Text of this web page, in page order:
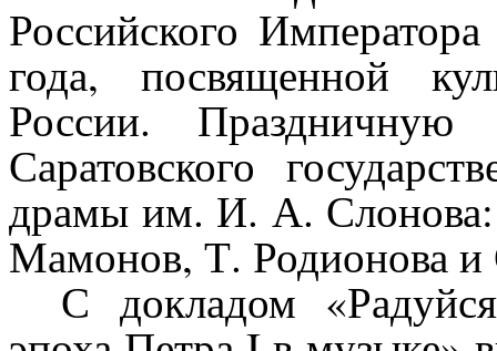
Российского
года, посвященной
России. Праздничную
Саратовского
драмы им. И. А. Слонова:
Мамонов, Т. Родионова
С докладом